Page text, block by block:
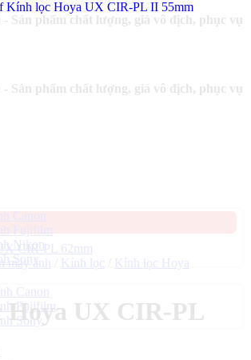
- Sản phẩm chất lượng, giá vô địch, phục vụ
- Sản phẩm chất lượng, giá vô địch, phục vụ
Canon
Nikon
Sony
Canon
Fujifilm
Sony
máy ảnh Kính lọc Kính lọc Hoya
Hoya UX CIR-PL